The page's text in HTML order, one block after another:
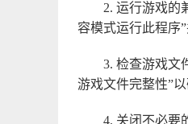
2. 运行游戏的
容模式运行此程序
3. 检查游戏文
游戏文件完整性”
4. 关闭不必要